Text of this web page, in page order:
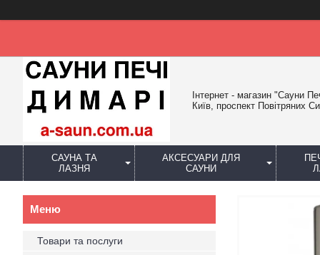
Інтернет - магазин "Сауни
Київ, проспект Повітряних
САУНА ТА
ЛАЗНЯ
АКСЕСУАРИ ДЛЯ
САУНИ
Товари та послуги